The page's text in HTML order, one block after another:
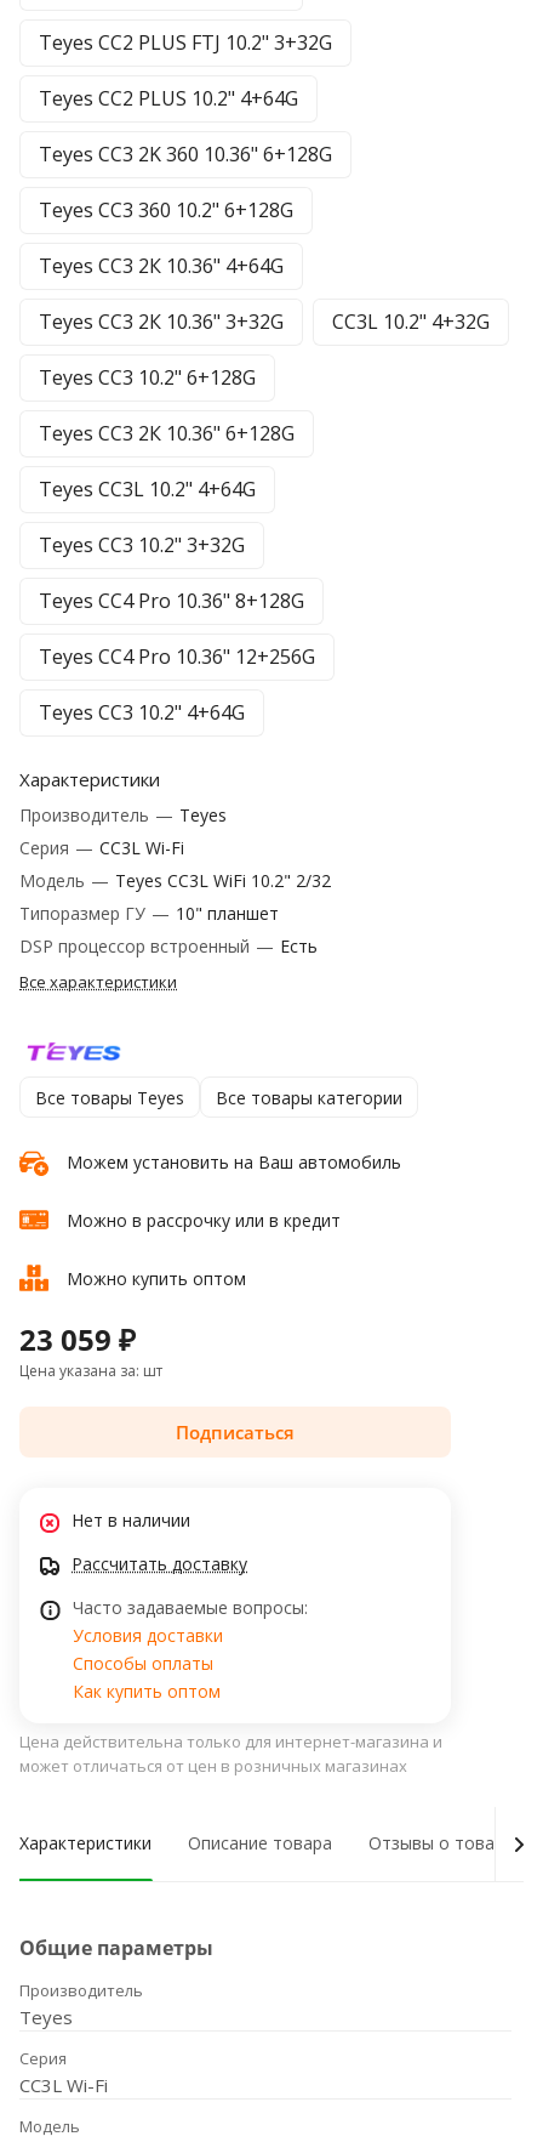
Teyes CC2 PLUS FTJ 10.2" 3+32G
Teyes CC2 PLUS 10.2" 4+64G
Teyes CC3 2K 360 10.36" 6+128G
Teyes CC3 360 10.2" 6+128G
Teyes CC3 2К 10.36" 4+64G
Teyes CC3 2К 10.36" 3+32G CC3L 10.2" 4+32G
Teyes CC3 10.2" 6+128G
Teyes CC3 2К 10.36" 6+128G
Teyes CC3L 10.2" 4+64G
Teyes CC3 10.2" 3+32G
Teyes CC4 Pro 10.36" 8+128G
Teyes CC4 Pro 10.36" 12+256G
Teyes CC3 10.2" 4+64G
Характеристики
Производитель — Teyes
Серия — CC3L Wi-Fi
Модель — Teyes CC3L WiFi 10.2" 2/32
Типоразмер ГУ — 10" планшет
DSP процессор встроенный — Есть
Все характеристики
Все товары Teyes Все товары категории
Можем установить на Ваш автомобиль
Можно в рассрочку или в кредит
Можно купить оптом
23 059 ₽
Цена указана за: шт
Подписаться
Нет в наличии
Рассчитать доставку
Часто задаваемые вопросы:
Условия доставки
Способы оплаты
Как купить оптом
Цена действительна только для интернет-магазина и
может отличаться от цен в розничных магазинах
Характеристики Описание товара Отзывы о товаре
Общие параметры
Производитель
Teyes
Серия
CC3L Wi-Fi
Модель